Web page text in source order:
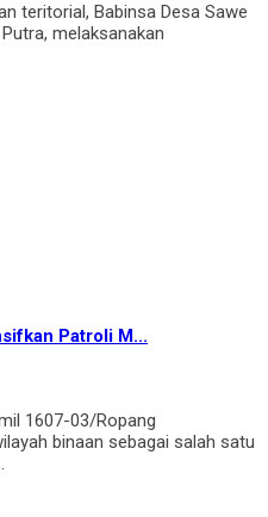
teritorial, Babinsa Desa Sawe
melaksanakan
Patroli M...
1607-03/Ropang
binaan sebagai salah satu